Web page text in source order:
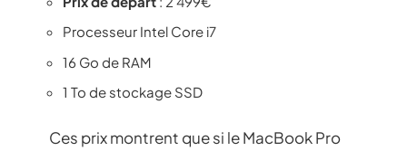
Processeur Intel Core i7
16 Go de RAM
1 To de stockage SSD
Ces prix montrent que si le MacBook Pro